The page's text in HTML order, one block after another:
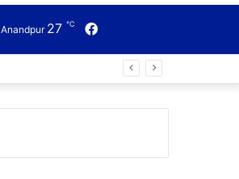
Facebook
Anandpur 27 ℃